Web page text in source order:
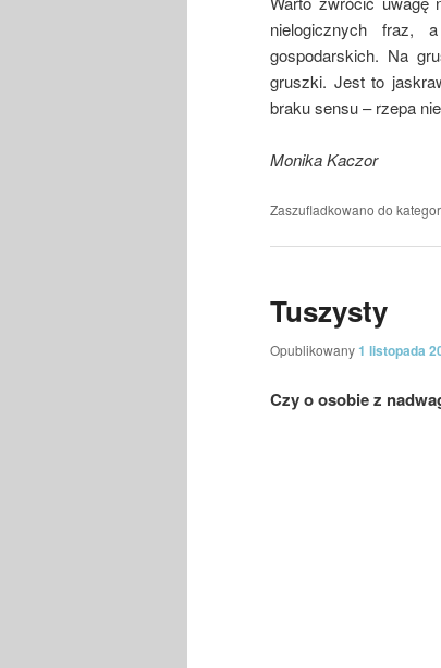
nielogicznych fraz,
gospodarskich. Na
gruszki. Jest to
braku sensu – rzepa
Monika Kaczor
Zaszufladkowano do
Tuszysty
Opublikowany1 listopada
Czy o osobie z